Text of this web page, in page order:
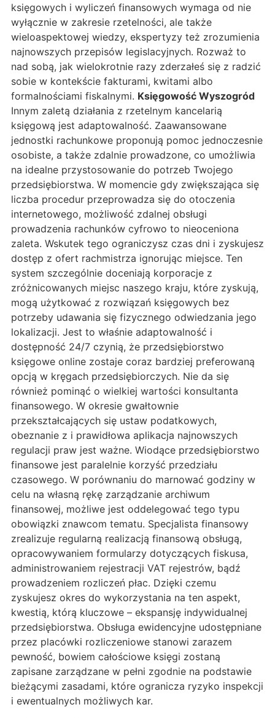
księgowych i wyliczeń finansowych wymaga od nie
wyłącznie w zakresie rzetelności, ale także
wieloaspektowej wiedzy, ekspertyzy też zrozumienia
najnowszych przepisów legislacyjnych. Rozważ to
nad sobą, jak wielokrotnie razy zderzałeś się z radzić
sobie w kontekście fakturami, kwitami albo
formalnościami fiskalnymi. Księgowość Wyszogród
Innym zaletą działania z rzetelnym kancelarią
księgową jest adaptowalność. Zaawansowane
jednostki rachunkowe proponują pomoc jednoczesnie
osobiste, a także zdalnie prowadzone, co umożliwia
na idealne przystosowanie do potrzeb Twojego
przedsiębiorstwa. W momencie gdy zwiększająca się
liczba procedur przeprowadza się do otoczenia
internetowego, możliwość zdalnej obsługi
prowadzenia rachunków cyfrowo to nieoceniona
zaleta. Wskutek tego ograniczysz czas dni i zyskujesz
dostęp z ofert rachmistrza ignorując miejsce. Ten
system szczególnie doceniają korporacje z
zróżnicowanych miejsc naszego kraju, które zyskują,
mogą użytkować z rozwiązań księgowych bez
potrzeby udawania się fizycznego odwiedzania jego
lokalizacji. Jest to właśnie adaptowalność i
dostępność 24/7 czynią, że przedsiębiorstwo
księgowe online zostaje coraz bardziej preferowaną
opcją w kręgach przedsiębiorczych. Nie da się
również pominąć o wielkiej wartości konsultanta
finansowego. W okresie gwałtownie
przekształcających się ustaw podatkowych,
obeznanie z i prawidłowa aplikacja najnowszych
regulacji praw jest ważne. Wiodące przedsiębiorstwo
finansowe jest paralelnie korzyść przedziału
czasowego. W porównaniu do marnować godziny w
celu na własną rękę zarządzanie archiwum
finansowej, możliwe jest oddelegować tego typu
obowiązki znawcom tematu. Specjalista finansowy
zrealizuje regularną realizacją finansową obsługą,
opracowywaniem formularzy dotyczących fiskusa,
administrowaniem rejestracji VAT rejestrów, bądź
prowadzeniem rozliczeń płac. Dzięki czemu
zyskujesz okres do wykorzystania na ten aspekt,
kwestią, którą kluczowe – ekspansję indywidualnej
przedsiębiorstwa. Obsługa ewidencyjne udostępniane
przez placówki rozliczeniowe stanowi zarazem
pewność, bowiem całościowe księgi zostaną
zapisane zarządzane w pełni zgodnie na podstawie
bieżącymi zasadami, które ogranicza ryzyko inspekcji
i ewentualnych możliwych kar.